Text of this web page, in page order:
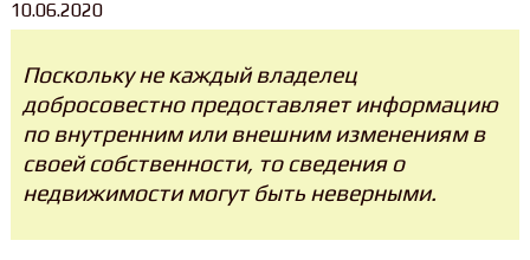
10.06.2020
Поскольку не каждый владелец
добросовестно предоставляет информацию
по внутренним или внешним изменениям в
своей собственности, то сведения о
недвижимости могут быть неверными.